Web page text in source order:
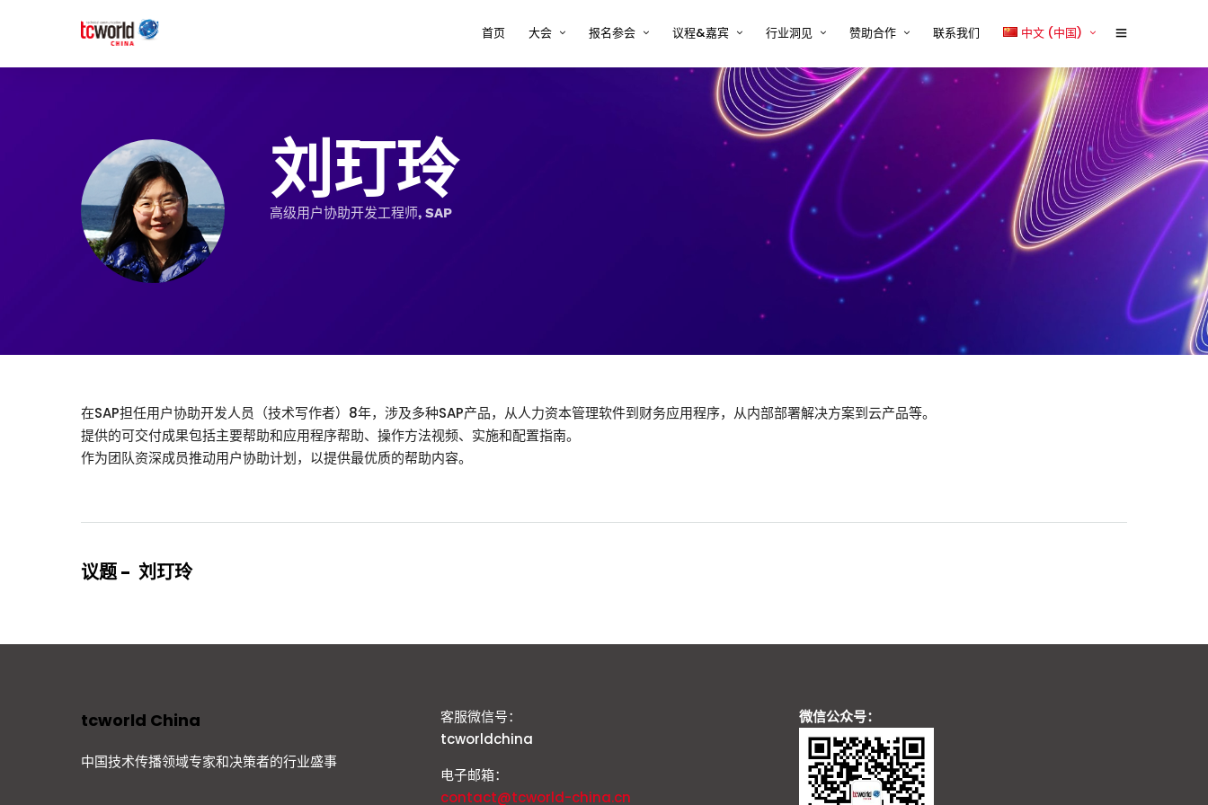
首页 大会 报名参会
注册 tcworld 大会
议程&嘉宾
大会议程
大会嘉宾
2026年嘉宾时间表
行业洞见
半导体行业的技术内容挑战与解决
方案
复杂设备行业的技术内容挑战与解
决方案
新能源、储能与电力电子行业的技
术内容挑战与解决方案
医疗器械行业的技术内容挑战与解
决方案
汽车行业的技术内容挑战与解决方
软件与平台系统的技术内容挑战与
赞助合作
赞助商2026
tcworld 2026 中国大会赞助通道
正式开启
赞助招募
Exhibitor and/or Sponsorship
Terms and Conditions
联系我们 中文 (中国)
English
中文 (中国)
刘玎玲
高级用户协助开发工程师, SAP
在SAP担任用户协助开发人员（技术写作者）8年，涉及多种SAP产品，从人力资本管理软件到财务应用程序，从内部部署解决方案到云产品等。
提供的可交付成果包括主要帮助和应用程序帮助、操作方法视频、实施和配置指南。
作为团队资深成员推动用户协助计划，以提供最优质的帮助内容。
议题 - 刘玎玲
tcworld China
中国技术传播领域专家和决策者的行业盛事
客服微信号：
tcworldchina
电子邮箱：
contact@tcworld-china.cn
微信公众号：